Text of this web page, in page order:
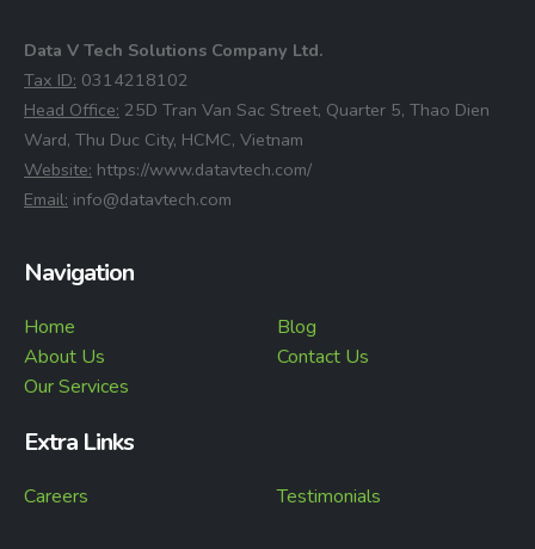
Data V Tech Solutions Company Ltd.
⁠Tax ID: 0314218102
⁠Head Office: 25D Tran Van Sac Street, Quarter 5, Thao Dien
Ward, Thu Duc City, HCMC, Vietnam
⁠Website: https://www.datavtech.com/
⁠Email: info@datavtech.com
Navigation
Home
About Us
Our Services
Blog
Contact Us
Extra Links
Careers Testimonials